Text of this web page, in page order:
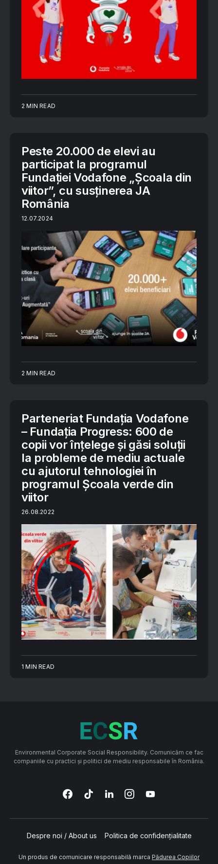
2 MIN READ
Peste 20.000 de elevi au
participat la programul
Fundației Vodafone „Școala din
viitor”, cu susținerea JA
România
12.07.2024
2 MIN READ
Parteneriat Fundația Vodafone
– Fundația Progress: 600 de
copii vor înțelege și găsi soluții
la probleme de mediu actuale
cu ajutorul tehnologiei în
programul Școala verde din
viitor
26.08.2022
1 MIN READ
Environmental Corporate Social Responsibility. Comunicăm ce fac
companiile cu practici și politici de mediu responsabile în România.
Despre noi / About us Politica de confidențialitate
Un produs de comunicare responsabilă marca Pădurea Copiilor